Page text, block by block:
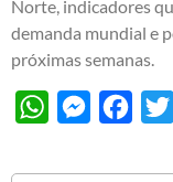
Norte, indicadores
demanda mundial e
próximas semanas.
WhatsAppMessenger